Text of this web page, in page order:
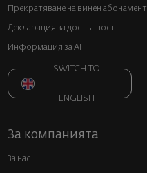
Прекратяване на винен абонамент
Декларация за достъпност
Информация за AI
SWITCH TO
ENGLISH
За компанията
За нас